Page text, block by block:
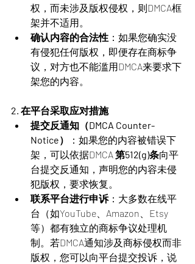
权，而未涉及版权侵权，则DMCA框
架并不适用。
确认内容的合法性 ：如果您确实没
有侵犯任何版权，即便存在商标争
议，对方也不能滥用DMCA来要求下
架您的内容。
2. 在平台采取应对措施
提交反通知（DMCA Counter-
Notice）
：如果您的内容被错误下
架，可以依据DMCA 第512(g)条向平
台提交反通知，声明您的内容未侵
犯版权，要求恢复。
联系平台进行申诉：大多数在线平
台（如YouTube、Amazon、Etsy
等）都有独立的商标争议处理机
制。若DMCA通知涉及商标侵权而非
版权，您可以向平台提交投诉，说